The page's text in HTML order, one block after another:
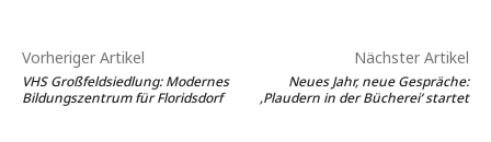
Vorheriger Artikel
VHS Großfeldsiedlung: Modernes
Bildungszentrum für Floridsdorf
Nächster Artikel
Neues Jahr, neue Gespräche:
‚Plaudern in der Bücherei‘ startet